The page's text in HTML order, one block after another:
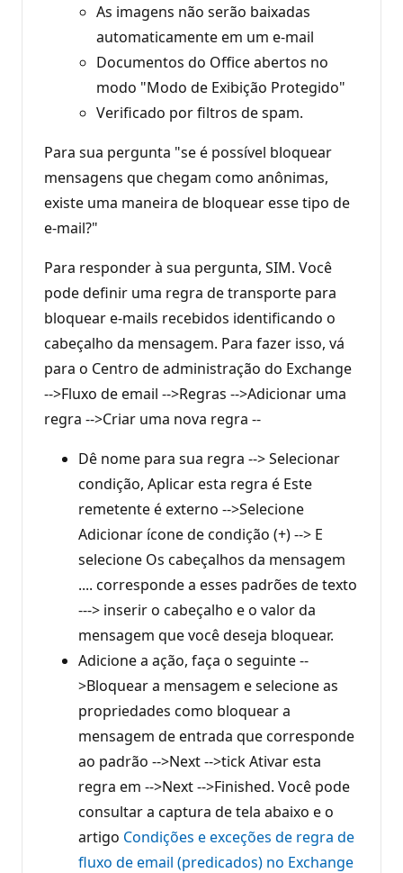
As imagens não serão baixadas
automaticamente em um e-mail
Documentos do Office abertos no
modo "Modo de Exibição Protegido"
Verificado por filtros de spam.
Para sua pergunta "se é possível bloquear
mensagens que chegam como anônimas,
existe uma maneira de bloquear esse tipo de
e-mail?"
Para responder à sua pergunta, SIM. Você
pode definir uma regra de transporte para
bloquear e-mails recebidos identificando o
cabeçalho da mensagem. Para fazer isso, vá
para o Centro de administração do Exchange
-->Fluxo de email -->Regras -->Adicionar uma
regra -->Criar uma nova regra --
Dê nome para sua regra --> Selecionar
condição, Aplicar esta regra é Este
remetente é externo -->Selecione
Adicionar ícone de condição (+) --> E
selecione Os cabeçalhos da mensagem
.... corresponde a esses padrões de texto
---> inserir o cabeçalho e o valor da
mensagem que você deseja bloquear.
Adicione a ação, faça o seguinte --
>Bloquear a mensagem e selecione as
propriedades como bloquear a
mensagem de entrada que corresponde
ao padrão -->Next -->tick Ativar esta
regra em -->Next -->Finished. Você pode
consultar a captura de tela abaixo e o
artigo Condições e exceções de regra de
fluxo de email (predicados) no Exchange